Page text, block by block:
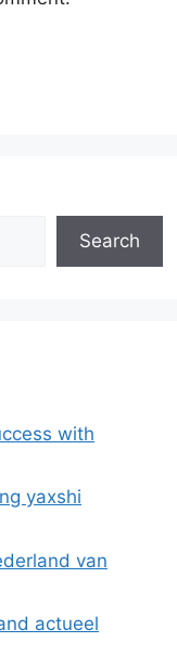
Search
with
yaxshi
van
actueel